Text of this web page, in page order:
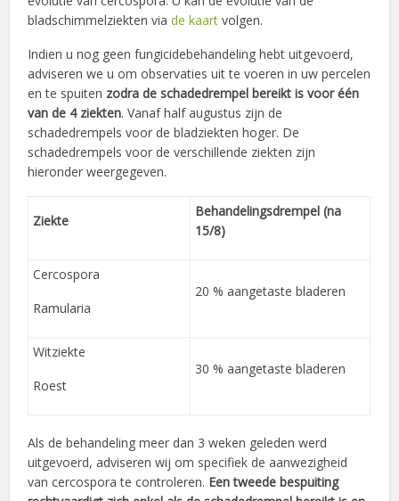
bladschimmelziekten viade kaart volgen.
Indien u nog geen fungicidebehandeling hebt uitgevoerd,
adviseren we u om observaties uit te voeren in uw percelen
en te spuiten zodra de schadedrempel bereikt is voor één
van de 4 ziekten. Vanaf half augustus zijn de
schadedrempels voor de bladziekten hoger. De
schadedrempels voor de verschillende ziekten zijn
hieronder weergegeven.
Ziekte
Behandelingsdrempel (na
15/8)
Cercospora
Ramularia
20 % aangetaste bladeren
Witziekte
Roest
30 % aangetaste bladeren
Als de behandeling meer dan 3 weken geleden werd
uitgevoerd, adviseren wij om specifiek de aanwezigheid
van cercospora te controleren. Een tweede bespuiting